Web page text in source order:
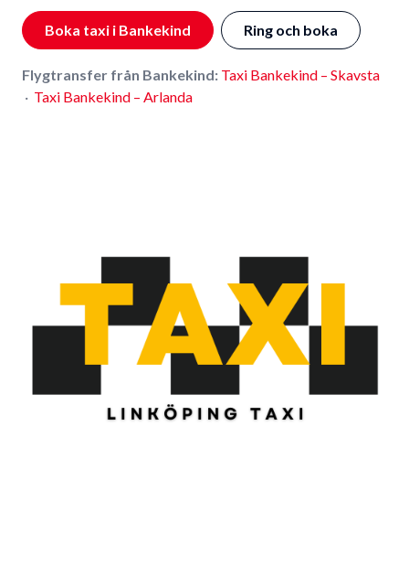
Boka taxi i Bankekind Ring och boka
Flygtransfer från Bankekind: Taxi Bankekind – Skavsta
· Taxi Bankekind – Arlanda